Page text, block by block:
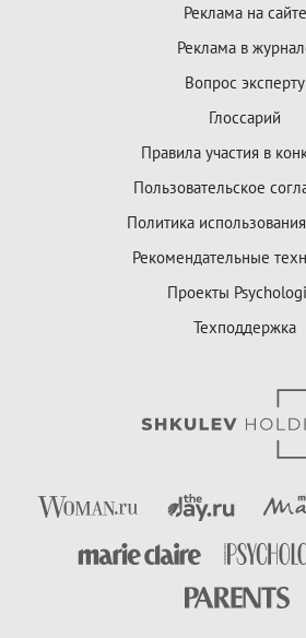
Реклама на сайте
Реклама в
Вопрос эксперту
Глоссарий
Правила участия в
Пользовательское
Политика
Рекомендательные
Проекты
Техподдержка